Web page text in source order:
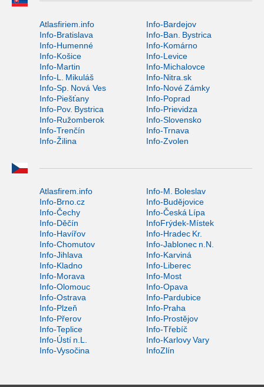
Atlasfiriem.info
Info-Bardejov
Info-Bratislava
Info-Ban. Bystrica
Info-Humenné
Info-Komárno
Info-Košice
Info-Levice
Info-Martin
Info-Michalovce
Info-L. Mikuláš
Info-Nitra.sk
Info-Sp. Nová Ves
Info-Nové Zámky
Info-Piešťany
Info-Poprad
Info-Pov. Bystrica
Info-Prievidza
Info-Ružomberok
Info-Slovensko
Info-Trenčín
Info-Trnava
Info-Žilina
Info-Zvolen
Atlasfirem.info
Info-M. Boleslav
Info-Brno.cz
Info-Budějovice
Info-Čechy
Info-Česká Lípa
Info-Děčín
InfoFrýdek-Místek
Info-Havířov
Info-Hradec Kr.
Info-Chomutov
Info-Jablonec n.N.
Info-Jihlava
Info-Karviná
Info-Kladno
Info-Liberec
Info-Morava
Info-Most
Info-Olomouc
Info-Opava
Info-Ostrava
Info-Pardubice
Info-Plzeň
Info-Praha
Info-Přerov
Info-Prostějov
Info-Teplice
Info-Třebíč
Info-Ústí n.L.
Info-Karlovy Vary
Info-Vysočina
InfoZlín